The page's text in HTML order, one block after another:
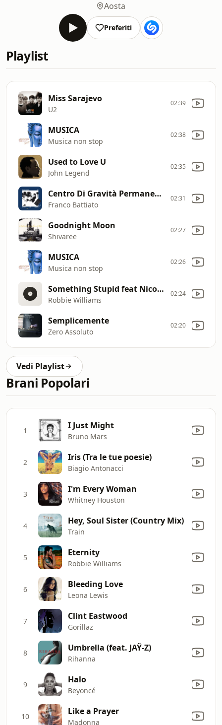
Aosta
Preferiti
Playlist
Miss Sarajevo
U2
02:39
MUSICA
Musica non stop
02:38
Used to Love U
John Legend
02:35
Centro Di Gravità Permanente
Franco Battiato
02:31
Goodnight Moon
Shivaree
02:27
MUSICA
Musica non stop
02:26
Something Stupid feat Nicole Kidman
Robbie Williams
02:24
Semplicemente
Zero Assoluto
02:20
Vedi Playlist
Brani Popolari
1 I Just Might
Bruno Mars
2 Iris (Tra le tue poesie)
Biagio Antonacci
3 I'm Every Woman
Whitney Houston
4 Hey, Soul Sister (Country Mix)
Train
5 Eternity
Robbie Williams
6 Bleeding Love
Leona Lewis
7 Clint Eastwood
Gorillaz
8 Umbrella (feat. JAŸ-Z)
Rihanna
9 Halo
Beyoncé
10 Like a Prayer
Madonna